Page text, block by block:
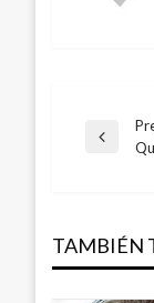
Entrada
TAMBIÉN